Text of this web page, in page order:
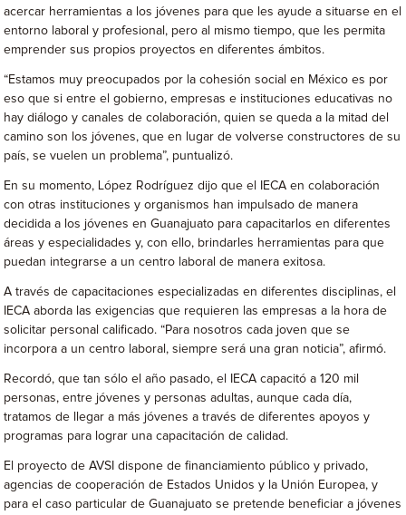
acercar herramientas a los jóvenes para que les ayude a situarse en el
entorno laboral y profesional, pero al mismo tiempo, que les permita
emprender sus propios proyectos en diferentes ámbitos.
“Estamos muy preocupados por la cohesión social en México es por
eso que si entre el gobierno, empresas e instituciones educativas no
hay diálogo y canales de colaboración, quien se queda a la mitad del
camino son los jóvenes, que en lugar de volverse constructores de su
país, se vuelen un problema”, puntualizó.
En su momento, López Rodríguez dijo que el IECA en colaboración
con otras instituciones y organismos han impulsado de manera
decidida a los jóvenes en Guanajuato para capacitarlos en diferentes
áreas y especialidades y, con ello, brindarles herramientas para que
puedan integrarse a un centro laboral de manera exitosa.
A través de capacitaciones especializadas en diferentes disciplinas, el
IECA aborda las exigencias que requieren las empresas a la hora de
solicitar personal calificado. “Para nosotros cada joven que se
incorpora a un centro laboral, siempre será una gran noticia”, afirmó.
Recordó, que tan sólo el año pasado, el IECA capacitó a 120 mil
personas, entre jóvenes y personas adultas, aunque cada día,
tratamos de llegar a más jóvenes a través de diferentes apoyos y
programas para lograr una capacitación de calidad.
El proyecto de AVSI dispone de financiamiento público y privado,
agencias de cooperación de Estados Unidos y la Unión Europea, y
para el caso particular de Guanajuato se pretende beneficiar a jóvenes